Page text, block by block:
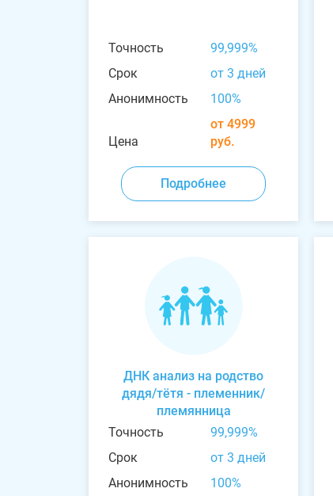
Точность
99,999%
Срок
от 3 дней
Анонимность
100%
Цена
от 4999
руб.
Подробнее
ДНК анализ на родство
дядя/тётя - племенник/
племянница
Точность
99,999%
Срок
от 3 дней
Анонимность
100%